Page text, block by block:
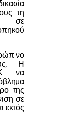
τη
σε
Η
να
της
σε
εκτός